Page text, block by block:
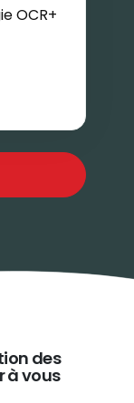
OCR+
des
à vous